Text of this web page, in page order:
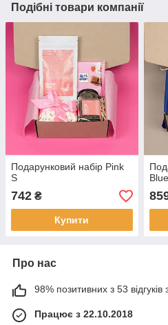
Подібні товари компанії
Подарунковий набір Pink
S
742 ₴
Купити
Про нас
98% позитивних з 53 відгуків
Працює з 22.10.2018